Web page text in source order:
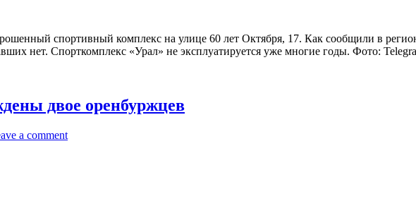
спортивный комплекс на улице 60 лет Октября, 17. Как сообщили в
нет. Спорткомплекс «Урал» не эксплуатируется уже многие годы. Фото:
двое оренбуржцев
a comment